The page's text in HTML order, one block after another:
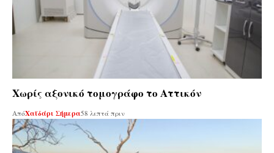
Χωρίς αξονικό τομογράφο το Αττικόν
ΑπόΧαϊδάρι Σήμερα58 λεπτά πριν